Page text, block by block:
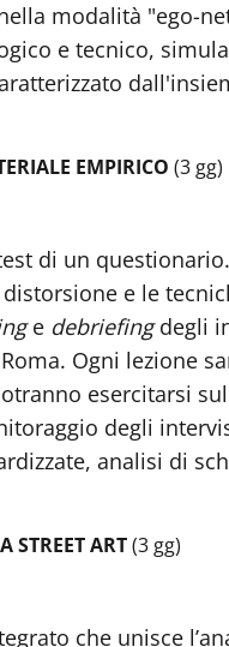
modalità "ego-
e tecnico,
EMPIRICO (3 gg)
di un
e le
e debriefingdegli
Ogni lezione
esercitarsi
degli
analisi di
STREET ART(3 gg)
che unisce